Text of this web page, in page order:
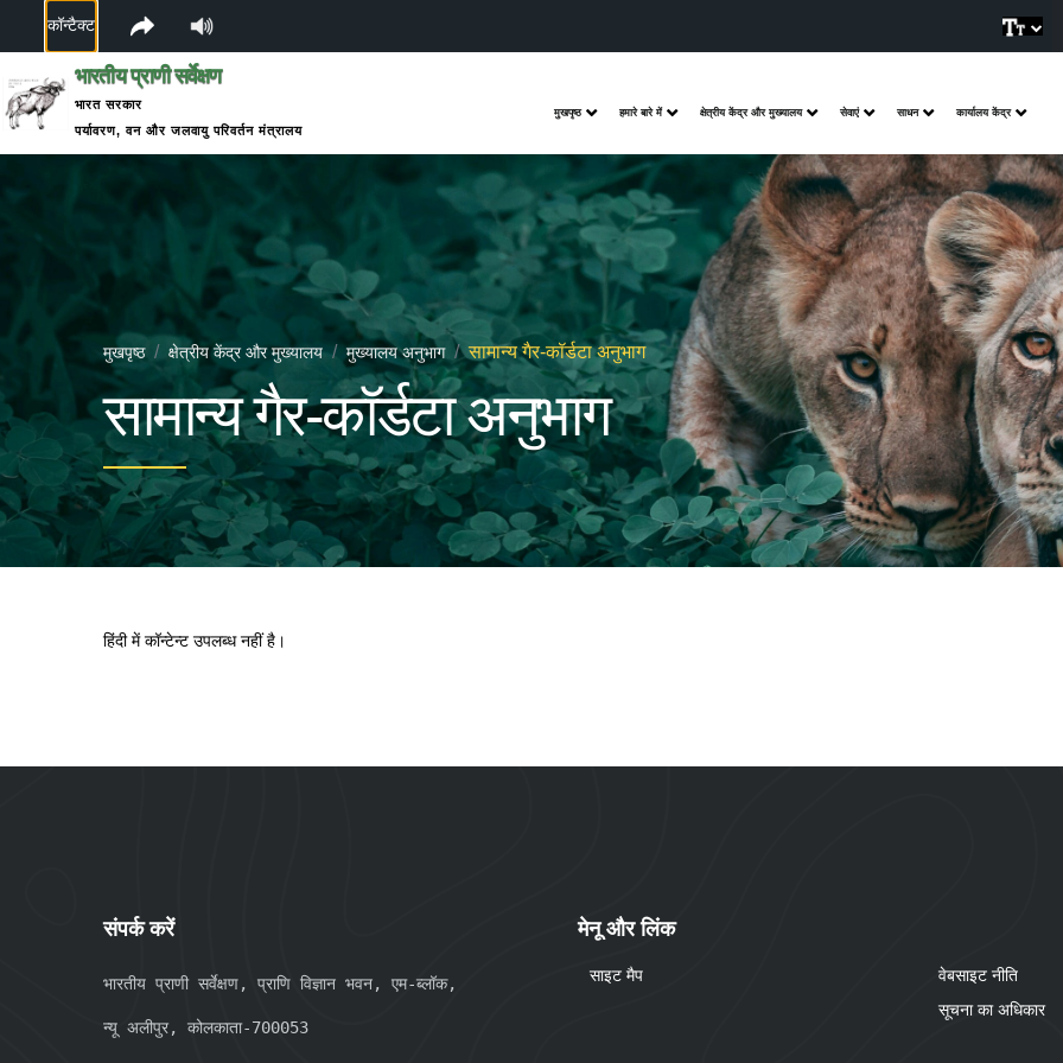
कॉन्टैक्ट
भारतीय प्राणी सर्वेक्षण
भारत सरकार
पर्यावरण, वन और जलवायु परिवर्तन मंत्रालय
मुखपृष्ठ हमारे बारे में क्षेत्रीय केंद्र और मुख्यालय सेवाएं साधन कार्यालय केंद्र
मुखपृष्ठ क्षेत्रीय केंद्र और मुख्यालय मुख्यालय अनुभाग सामान्य गैर-कॉर्डटा अनुभाग
सामान्य गैर-कॉर्डटा अनुभाग
हिंदी में कॉन्टेन्ट उपलब्ध नहीं है।
संपर्क करें
भारतीय प्राणी सर्वेक्षण, प्राणि विज्ञान भवन, एम-ब्लॉक,
न्यू अलीपुर, कोलकाता-700053
मेनू और लिंक
साइट मैप
वेबसाइट नीति
सूचना का अधिकार